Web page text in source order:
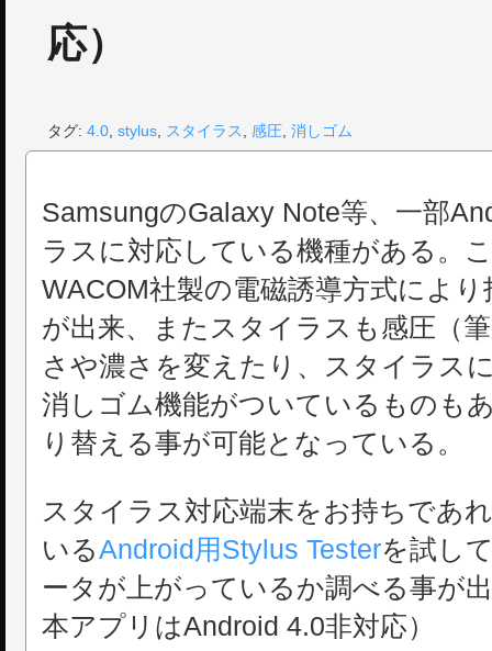
応）
タグ: 4.0, stylus, スタイラス , 感圧, 消しゴム
SamsungのGalaxy Note等、一部
ラスに対応している機種がある。
WACOM社製の電磁誘導方式によ
が出来、またスタイラスも感圧（
さや濃さを変えたり、スタイラス
消しゴム機能がついているものも
り替える事が可能となっている。
スタイラス対応端末をお持ちであ
いるAndroid用Stylus Testerを試し
ータが上がっているか調べる事が
本アプリはAndroid 4.0非対応）